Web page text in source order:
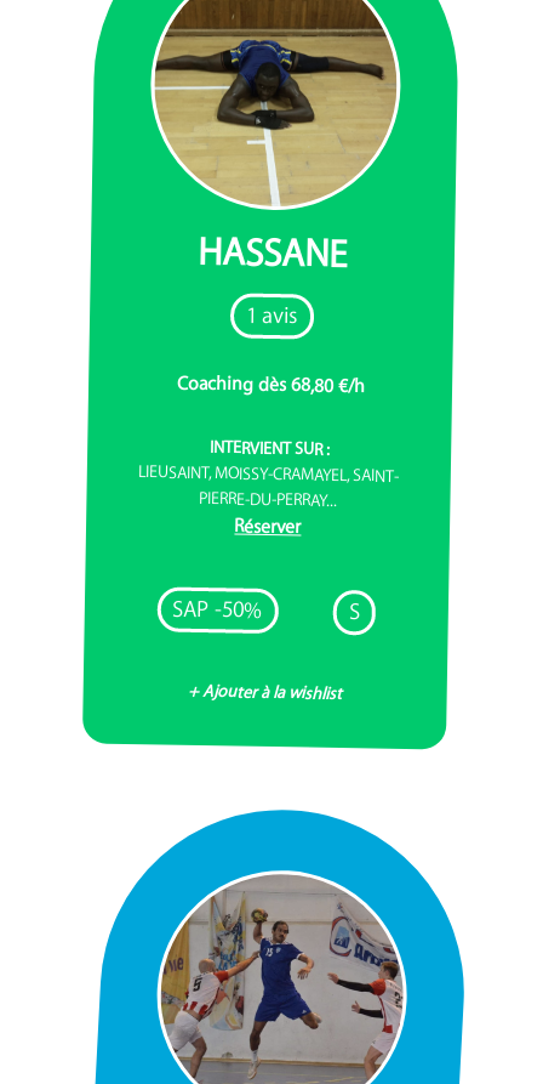
HASSANE
1 avis
Coaching dès 68,80 €/h
INTERVIENT SUR :
LIEUSAINT, MOISSY-CRAMAYEL, SAINT-
PIERRE-DU-PERRAY...
Réserver
SAP -50% S
+ Ajouter à la wishlist